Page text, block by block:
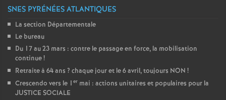
SNES PYRÉNÉES ATLANTIQUES
La section Départementale
Le bureau
Du 17 au 23 mars : contre le passage en force, la mobilisation
continue!
Retraite à 64 ans ? chaque jour et le 6 avril, toujours NON !
Crescendo vers le 1 er mai : actions unitaires et populaires pour la
JUSTICE SOCIALE